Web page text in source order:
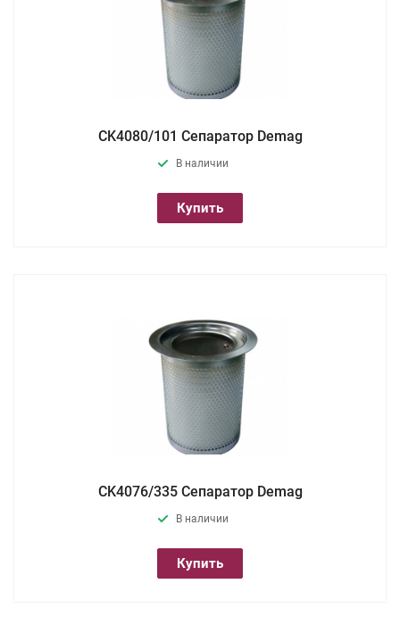
CK4080/101 Сепаратор Demag
В наличии
Купить
CK4076/335 Сепаратор Demag
В наличии
Купить